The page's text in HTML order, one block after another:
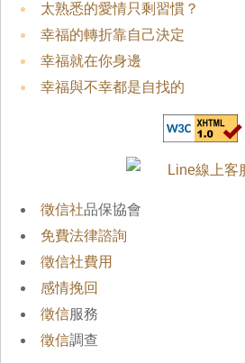
太熟悉的愛情只剩習慣？
幸福的轉折靠自己決定
幸福就在你身邊
幸福與不幸都是自找的
徵信社品保協會
免費法律諮詢
徵信社費用
感情挽回
徵信服務
徵信調查